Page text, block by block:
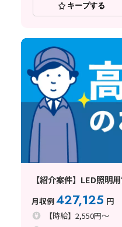
キープする
【紹介案件】LED照明
月収例427,125 円
【時給】2,550円～